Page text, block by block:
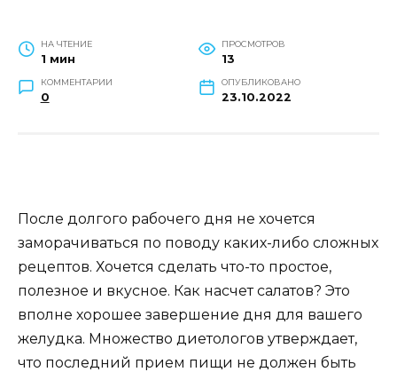
НА ЧТЕНИЕ
1 мин
ПРОСМОТРОВ
13
КОММЕНТАРИИ
0
ОПУБЛИКОВАНО
23.10.2022
После долгого рабочего дня не хочется
заморачиваться по поводу каких-либо сложных
рецептов. Хочется сделать что-то простое,
полезное и вкусное. Как насчет салатов? Это
вполне хорошее завершение дня для вашего
желудка. Множество диетологов утверждает,
что последний прием пищи не должен быть